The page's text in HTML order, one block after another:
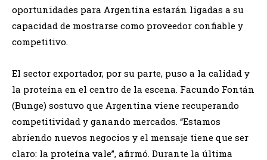
oportunidades para Argentina estarán ligadas a su
capacidad de mostrarse como proveedor confiable y
competitivo.
El sector exportador, por su parte, puso a la calidad y
la proteína en el centro de la escena. Facundo Fontán
(Bunge) sostuvo que Argentina viene recuperando
competitividad y ganando mercados. “Estamos
abriendo nuevos negocios y el mensaje tiene que ser
claro: la proteína vale”, afirmó. Durante la última